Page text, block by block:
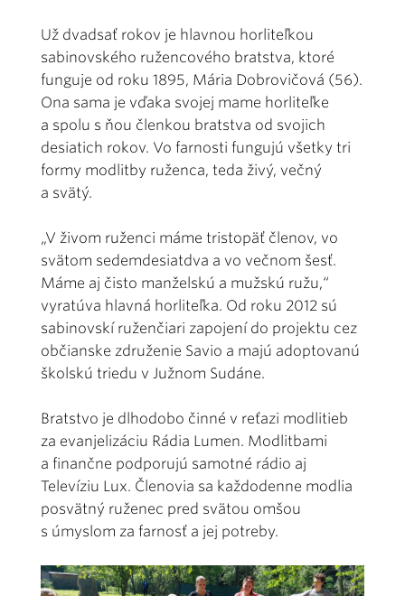
Už dvadsať rokov je hlavnou horliteľkou
sabinovského ružencového bratstva, ktoré
funguje od roku 1895, Mária Dobrovičová (56).
Ona sama je vďaka svojej mame horliteľke
a spolu s ňou členkou bratstva od svojich
desiatich rokov. Vo farnosti fungujú všetky tri
formy modlitby ruženca, teda živý, večný
a svätý.
„V živom ruženci máme tristopäť členov, vo
svätom sedemdesiatdva a vo večnom šesť.
Máme aj čisto manželskú a mužskú ružu,“
vyratúva hlavná horliteľka. Od roku 2012 sú
sabinovskí ruženčiari zapojení do projektu cez
občianske združenie Savio a majú adoptovanú
školskú triedu v Južnom Sudáne.
Bratstvo je dlhodobo činné v reťazi modlitieb
za evanjelizáciu Rádia Lumen. Modlitbami
a finančne podporujú samotné rádio aj
Televíziu Lux. Členovia sa každodenne modlia
posvätný ruženec pred svätou omšou
s úmyslom za farnosť a jej potreby.